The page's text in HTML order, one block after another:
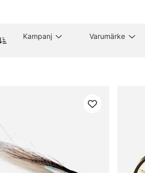
plats och hur fisken beter sig just
om fiskemetoder
Kampanj Varumärke